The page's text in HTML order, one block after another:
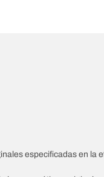
especificadas en la